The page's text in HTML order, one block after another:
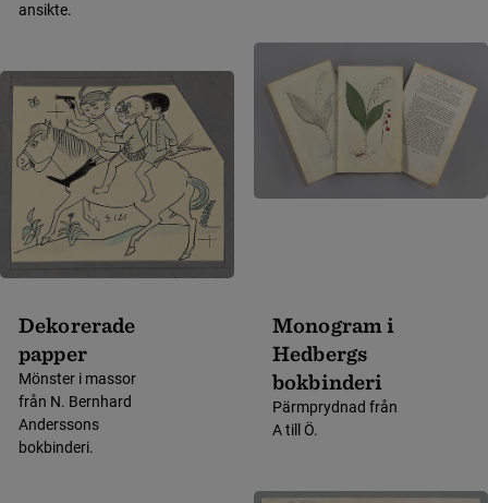
ansikte.
Dekorerade
papper
Mönster i massor
från N. Bernhard
Anderssons
bokbinderi.
Monogram i
Hedbergs
bokbinderi
Pärmprydnad från
A till Ö.